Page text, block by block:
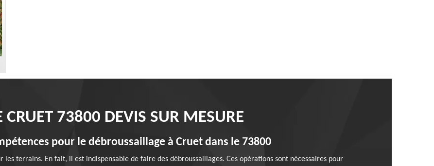
CRUET 73800 DEVIS SUR MESURE
pour le débroussaillage à Cruet dans le 73800
les terrains. En fait, il est indispensable de faire des débroussaillages. Ces opérations sont nécessaires pour